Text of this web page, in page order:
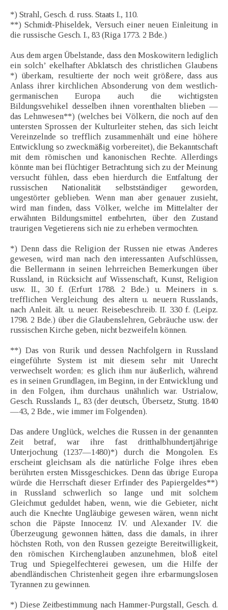
*) Strahl, Gesch. d. russ. Staats I., 110.
**) Schmidt-Phiseldek, Versuch einer neuen Einleitung in
die russische Gesch. I., 83 (Riga 1773. 2 Bde.)
Aus dem argen Übelstande, dass den Moskowitern lediglich
ein solch’ ekelhafter Abklatsch des christlichen Glaubens
*) überkam, resultierte der noch weit größere, dass aus
Anlass ihrer kirchlichen Absonderung von dem westlich-
germanischen Europa auch die wichtigsten
Bildungsvehikel desselben ihnen vorenthalten blieben —
das Lehnwesen**) (welches bei Völkern, die noch auf den
untersten Sprossen der Kulturleiter stehen, das sich leicht
Vereinzelnde so trefflich zusammenhält und eine höhere
Entwicklung so zweckmäßig vorbereitet), die Bekanntschaft
mit dem römischen und kanonischen Rechte. Allerdings
könnte man bei flüchtiger Betrachtung sich zu der Meinung
versucht fühlen, dass eben hierdurch die Entfaltung der
russischen Nationalität selbstständiger geworden,
ungestörter geblieben. Wenn man aber genauer zusieht,
wird man finden, dass Völker, welche im Mittelalter der
erwähnten Bildungsmittel entbehrten, über den Zustand
traurigen Vegetierens sich nie zu erheben vermochten.
*) Denn dass die Religion der Russen nie etwas Anderes
gewesen, wird man nach den interessanten Aufschlüssen,
die Bellermann in seinen lehrreichen Bemerkungen über
Russland, in Rücksicht auf Wissenschaft, Kunst, Religion
usw. II., 30 f. (Erfurt 1788. 2 Bde.) u. Meiners in s.
trefflichen Vergleichung des altern u. neuern Russlands,
nach Anleit. ält. u. neuer. Reisebeschreib. II. 330 f. (Leipz.
1798. 2 Bde.) über die Glaubenslehren, Gebräuche usw. der
russischen Kirche geben, nicht bezweifeln können.
**) Das von Rurik und dessen Nachfolgern in Russland
eingeführte System ist mit diesem sehr mit Unrecht
verwechselt worden; es glich ihm nur äußerlich, während
es in seinen Grundlagen, im Beginn, in der Entwicklung und
in den Folgen, ihm durchaus unähnlich war. Ustrialow,
Gesch. Russlands I,, 83 (der deutsch, Übersetz, Stuttg. 1840
—43, 2 Bde., wie immer im Folgenden).
Das andere Unglück, welches die Russen in der genannten
Zeit betraf, war ihre fast dritthalbhundertjährige
Unterjochung (1237—1480)*) durch die Mongolen. Es
erscheint gleichsam als die natürliche Folge ihres eben
berührten ersten Missgeschickes. Denn das übrige Europa
würde die Herrschaft dieser Erfinder des Papiergeldes**)
in Russland schwerlich so lange und mit solchem
Gleichmut geduldet haben, wenn, wie die Gebieter, nicht
auch die Knechte Ungläubige gewesen wären, wenn nicht
schon die Päpste Innocenz IV. und Alexander IV. die
Überzeugung gewonnen hätten, dass die damals, in ihrer
höchsten Roth, von den Russen gezeigte Bereitwilligkeit,
den römischen Kirchenglauben anzunehmen, bloß eitel
Trug und Spiegelfechterei gewesen, um die Hilfe der
abendländischen Christenheit gegen ihre erbarmungslosen
Tyrannen zu gewinnen.
*) Diese Zeitbestimmung nach Hammer-Purgstall, Gesch. d.